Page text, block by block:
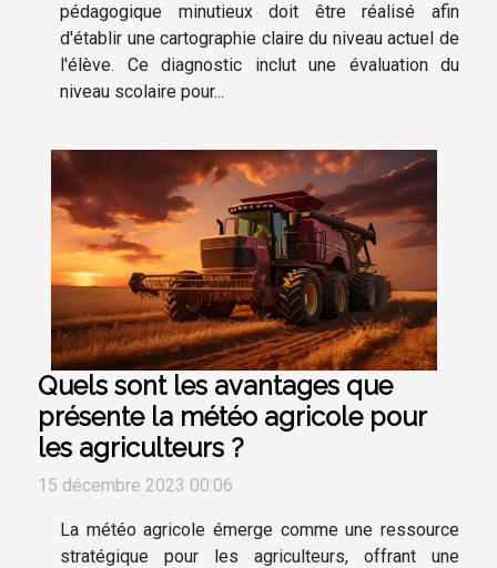
pédagogique minutieux doit être réalisé afin
d'établir une cartographie claire du niveau actuel de
l'élève. Ce diagnostic inclut une évaluation du
niveau scolaire pour...
Quels sont les avantages que
présente la météo agricole pour
les agriculteurs ?
15 décembre 2023 00:06
La météo agricole émerge comme une ressource
stratégique pour les agriculteurs, offrant une